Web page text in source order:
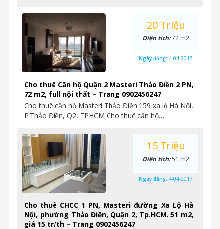
Cho thuê Căn hộ Quận 2 Masteri Thảo Điền 2 PN,
72 m2, full nội thất – Trang 0902456247
Cho thuê căn hộ Masteri Thảo Điền 159 xa lộ Hà Nội,
P.Thảo Điền, Q2, TPHCM Cho thuê căn hộ…
20 Triệu
Diện tích:72 m2
Ngày đăng: 4-04-2017
Cho thuê CHCC 1 PN, Masteri đường Xa Lộ Hà
Nội, phường Thảo Điền, Quận 2, Tp.HCM. 51 m2,
giá 15 tr/th – Trang 0902456247
15 Triệu
Diện tích:51 m2
Ngày đăng: 4-04-2017